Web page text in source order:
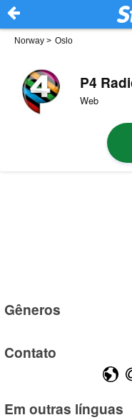
Norway > Oslo
P4
Web
Gêneros
Contato
Em outras línguas